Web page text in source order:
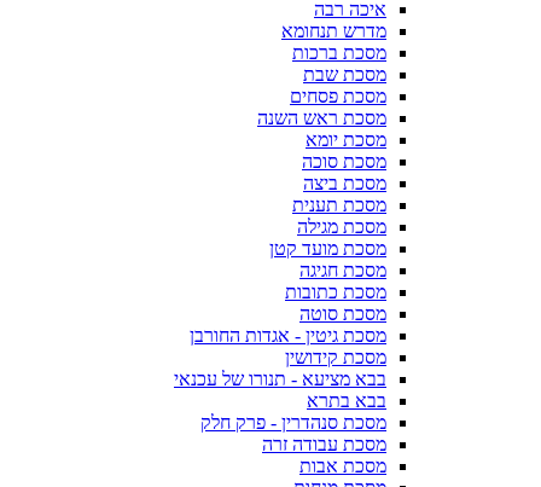
איכה רבה
מדרש תנחומא
מסכת ברכות
מסכת שבת
מסכת פסחים
מסכת ראש השנה
מסכת יומא
מסכת סוכה
מסכת ביצה
מסכת תענית
מסכת מגילה
מסכת מועד קטן
מסכת חגיגה
מסכת כתובות
מסכת סוטה
מסכת גיטין - אגדות החורבן
מסכת קידושין
בבא מציעא - תנורו של עכנאי
בבא בתרא
מסכת סנהדרין - פרק חלק
מסכת עבודה זרה
מסכת אבות